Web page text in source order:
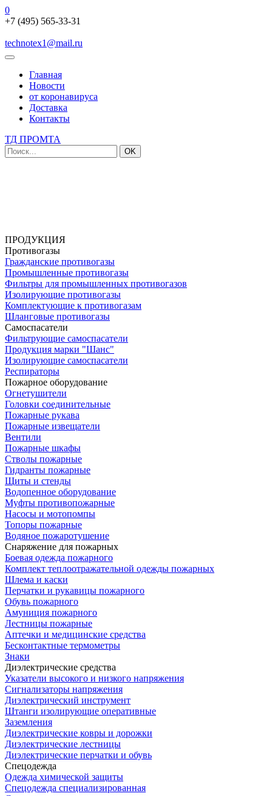
0
+7 (495) 565-33-31
technotex1@mail.ru
Главная
Новости
от коронавируса
Доставка
Контакты
ТД ПРОМТА
OK
ПРОДУКЦИЯ
Противогазы
Гражданские противогазы
Промышленные противогазы
Фильтры для промышленных противогазов
Изолирующие противогазы
Комплектующие к противогазам
Шланговые противогазы
Самоспасатели
Фильтрующие самоспасатели
Продукция марки "Шанс"
Изолирующие самоспасатели
Респираторы
Пожарное оборудование
Огнетушители
Головки соединительные
Пожарные рукава
Пожарные извещатели
Вентили
Пожарные шкафы
Стволы пожарные
Гидранты пожарные
Щиты и стенды
Водопенное оборудование
Муфты противопожарные
Насосы и мотопомпы
Топоры пожарные
Водяное пожаротушение
Снаряжение для пожарных
Боевая одежда пожарного
Комплект теплоотражательной одежды пожарных
Шлема и каски
Перчатки и рукавицы пожарного
Обувь пожарного
Амуниция пожарного
Лестницы пожарные
Аптечки и медицинские средства
Бесконтактные термометры
Знаки
Диэлектрические средства
Указатели высокого и низкого напряжения
Сигнализаторы напряжения
Диэлектрический инструмент
Штанги изолирующие оперативные
Заземления
Диэлектрические ковры и дорожки
Диэлектрические лестницы
Диэлектрические перчатки и обувь
Спецодежда
Одежда химической защиты
Спецодежда специализированная